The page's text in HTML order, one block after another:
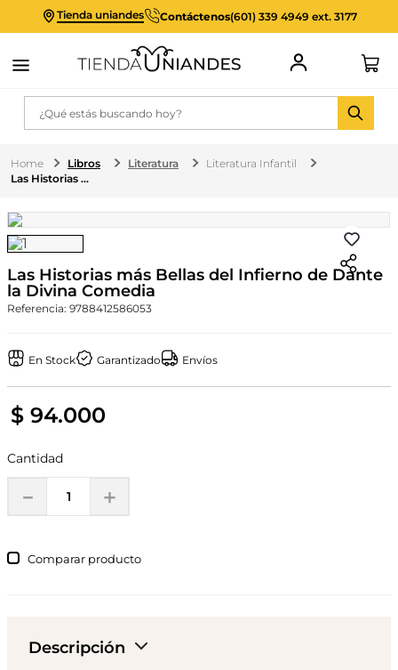
Tienda uniandes Contáctenos(601) 339 4949 ext. 3177
¿Qué estás buscando hoy?
Libros Literatura
Literatura Infantil
Las Historias más Bellas del Infierno de Dante la Divina Comedia
Las Historias más Bellas del Infierno de Dante
la Divina Comedia
Referencia: 9788412586053
En Stock Garantizado Envíos
$ 94.000
Cantidad
＋
－
Comparar
Descripción